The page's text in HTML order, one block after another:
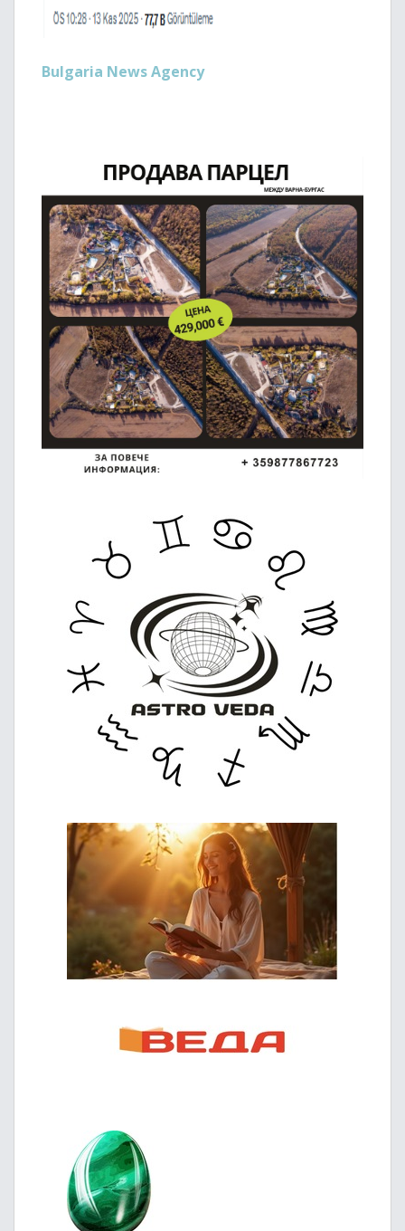
Bulgaria News Agency